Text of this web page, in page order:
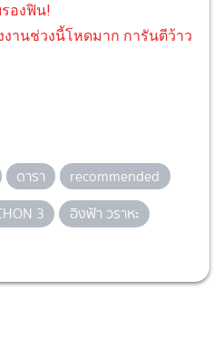
องฟิน!
งานช่วงนี้โหดมาก การันตีว้าว
ดารา
recommended
3
อิงฟ้า วราหะ